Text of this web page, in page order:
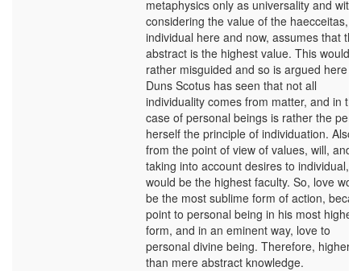
metaphysics only as universality and
considering the value of the haecceitas,
individual here and now, assumes that the
abstract is the highest value. This would
rather misguided and so is argued here
Duns Scotus has seen that not all
individuality comes from matter, and in the
case of personal beings is rather the
herself the principle of individuation. Also,
from the point of view of values, will, and
taking into account desires to individual,
would be the highest faculty. So, love
be the most sublime form of action,
point to personal being in his most higher
form, and in an eminent way, love to
personal divine being. Therefore, higher
than mere abstract knowledge.